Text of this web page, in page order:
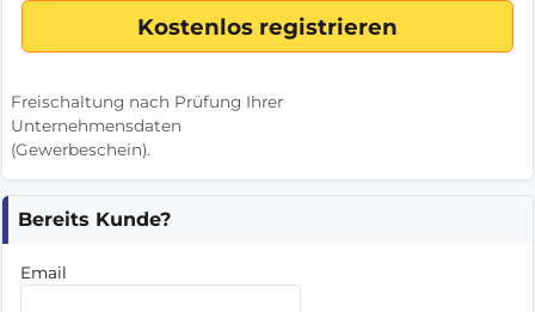
Freischaltung nach Prüfung Ihrer
Unternehmensdaten
(Gewerbeschein).
Bereits Kunde?
Email